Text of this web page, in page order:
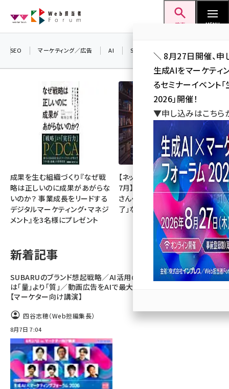
ン
検索 MENU
seo (3526)
ai (2807)
youtube (2434)
note (2312)
セミナー (2307)
z世代 (1622)
llmo (1163)
SEO マーケティング／広告 AI SNS
成果を生む組織づくり『なぜ戦
略は正しいのに成果があがらな
いのか？ 事業成長をリードする
デジタルマーケティング・マネジ
メント』を3名様にプレゼント
【ネットミーム振り返り・2026年
7月】「映画ちいかわ」「佐藤二朗
さん・橋本愛さん」「POPOPO終
了」など
新着記事
SUBARUのブランド想起戦略／AI活用のカギ
は「量」より「質」／動画広告をAIで最大化
【マーケター向け講演】
四谷志穂（Web担編集長）
8月7日 7:04
＼ 8月27日開催、申
生成AIをマーケティ
るセミナーイベント
2026」開催！
▼申し込みはこち